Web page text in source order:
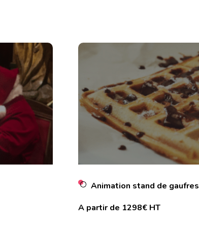
Animation stand de gaufres
A partir de 1298€ HT